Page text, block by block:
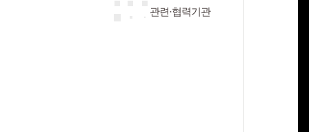
관련·협력기관